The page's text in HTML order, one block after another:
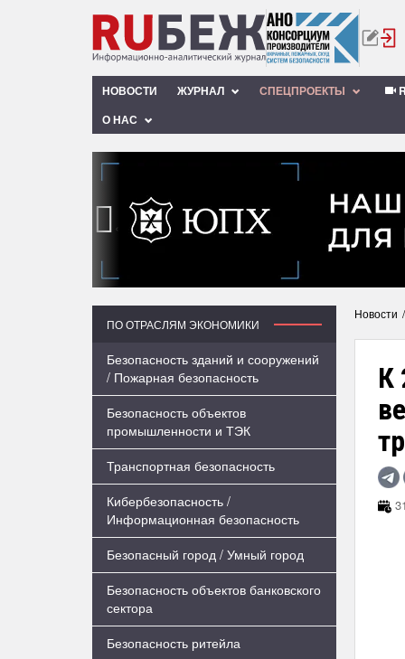
НОВОСТИ ЖУРНАЛ СПЕЦПРОЕКТЫ
О НАС
‹
ПО ОТРАСЛЯМ ЭКОНОМИКИ
Безопасность зданий и сооружений
/ Пожарная безопасность
Безопасность объектов
промышленности и ТЭК
Транспортная безопасность
Кибербезопасность /
Информационная безопасность
Безопасный город / Умный город
Безопасность объектов банковского
сектора
Безопасность ритейла
Новости
К